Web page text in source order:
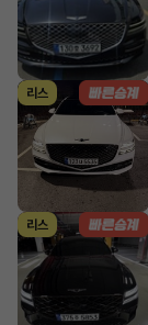
리스
리스